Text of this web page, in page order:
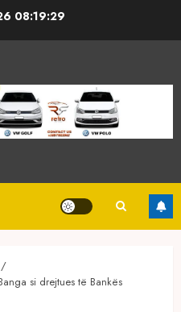
08:19:30
si drejtues të Bankës